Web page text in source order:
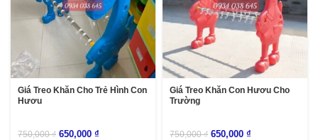
Giá Treo Khăn Cho Trẻ Hình Con
Hươu
750,000₫ 650,000 ₫
Giá Treo Khăn Con Hươu Cho
Trường
750,000₫ 650,000 ₫